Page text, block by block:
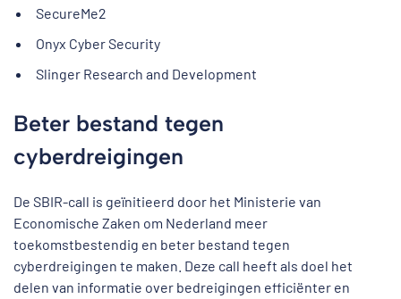
SecureMe2
Onyx Cyber Security
Slinger Research and Development
Beter bestand tegen
cyberdreigingen
De SBIR-call is geïnitieerd door het Ministerie van
Economische Zaken om Nederland meer
toekomstbestendig en beter bestand tegen
cyberdreigingen te maken. Deze call heeft als doel het
delen van informatie over bedreigingen efficiënter en